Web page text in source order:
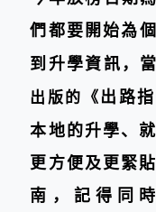
們都要開始為
到升學資訊，
出版的 《 出路
本地的升學、
更方便及更緊
南，記得同